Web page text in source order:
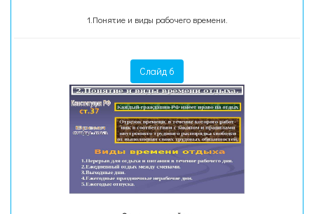
1.Понятие и виды рабочего времени.
Слайд 6